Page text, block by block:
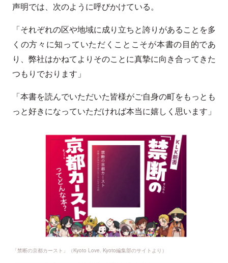
声明では、次のように呼びかけている。
「それぞれの区や地域に成り立ちと誇りがあることを多
くの方々に知っていただくことこそが本書の目的であ
り、弊社はかねてよりそのことに真摯に向き合ってきた
つもりでおります」
「本書を読んでいただいた皆様がご自身の町をもっとも
っと好きになっていただければ本当に嬉しく思います」
「禁断の京都カースト」（Kyoto Love. Kyoto編集部のサイトより）